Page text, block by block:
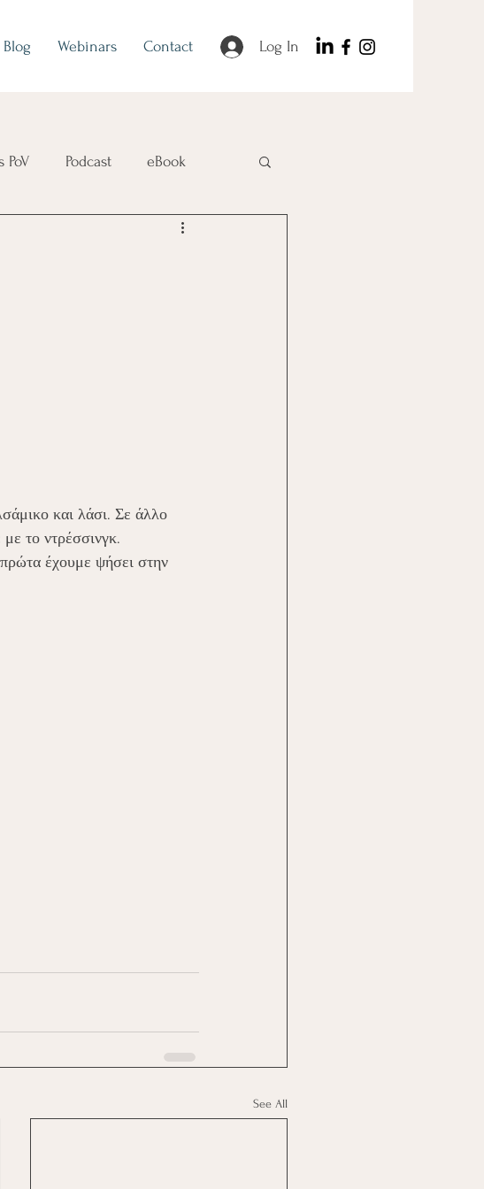
Blog Webinars Contact Log In
PoV Podcast eBook
και λάσι. Σε άλλο
το ντρέσσινγκ.
έχουμε ψήσει στην
See All